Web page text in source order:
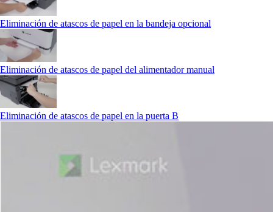
Eliminación de atascos de papel en la bandeja opcional
Eliminación de atascos de papel del alimentador manual
Eliminación de atascos de papel en la puerta B